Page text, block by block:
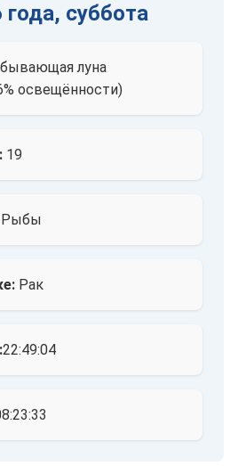
суббота
луна
освещённости)
19
Рыбы
Рак
22:49:04